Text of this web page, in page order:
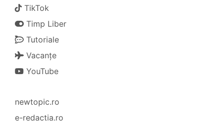
TikTok
Timp Liber
Tutoriale
Vacanțe
YouTube
newtopic.ro
e-redactia.ro